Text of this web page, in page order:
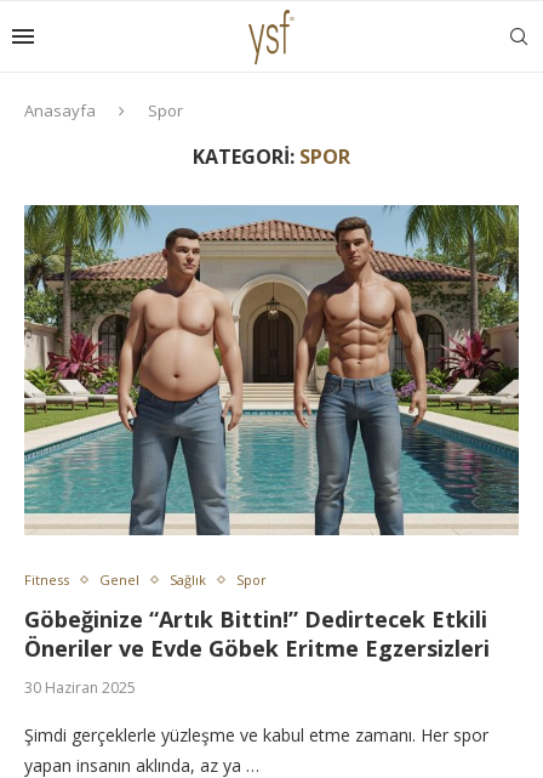
Anasayfa Spor
KATEGORI: SPOR
Fitness Genel Sağlık Spor
Göbeğinize “Artık Bittin!” Dedirtecek Etkili
Öneriler ve Evde Göbek Eritme Egzersizleri
30 Haziran 2025
Şimdi gerçeklerle yüzleşme ve kabul etme zamanı. Her spor
yapan insanın aklında, az ya …